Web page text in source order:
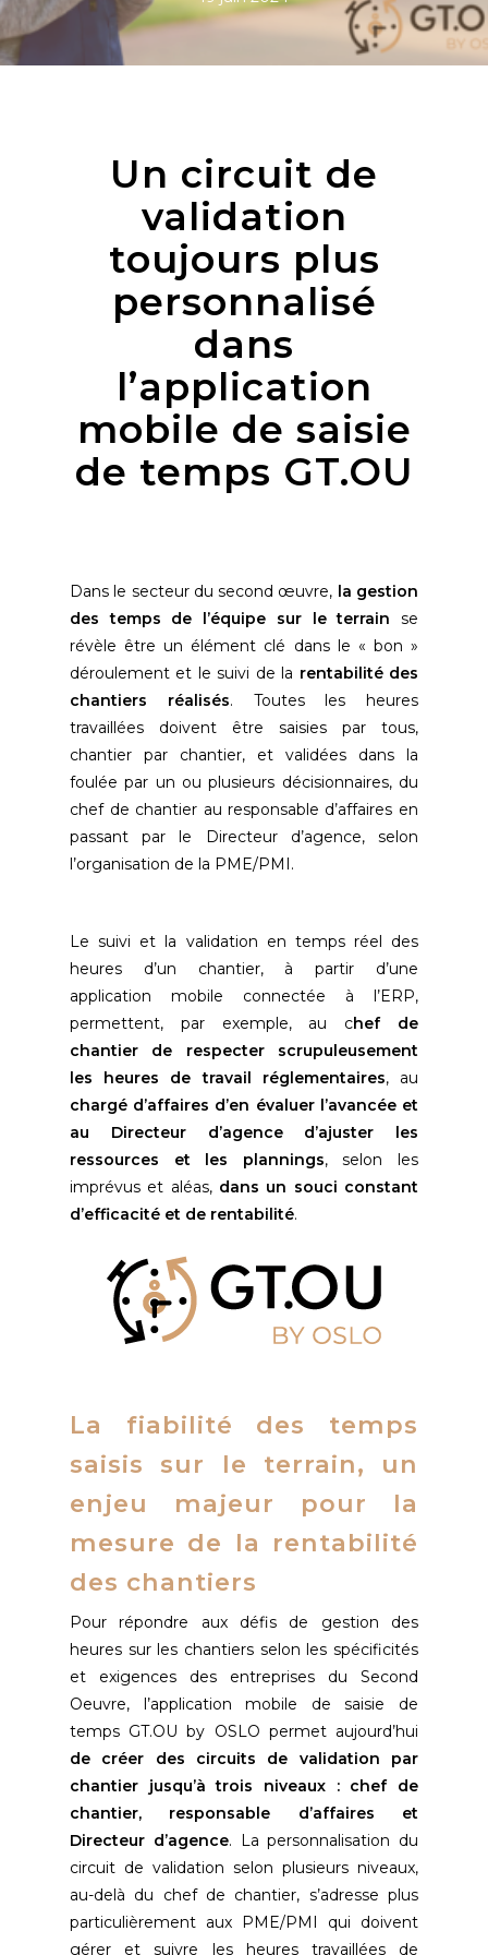
Un circuit de
validation
toujours plus
personnalisé
dans
l’application
mobile de saisie
de temps GT.OU
Dans le secteur du second œuvre, la gestion
des temps de l’équipe sur le terrain se
révèle être un élément clé dans le « bon »
déroulement et le suivi de la rentabilité des
chantiers réalisés. Toutes les heures
travaillées doivent être saisies par tous,
chantier par chantier, et validées dans la
foulée par un ou plusieurs décisionnaires, du
chef de chantier au responsable d’affaires en
passant par le Directeur d’agence, selon
l’organisation de la PME/PMI.
Le suivi et la validation en temps réel des
heures d’un chantier, à partir d’une
application mobile connectée à l’ERP,
permettent, par exemple, au chef de
chantier de respecter scrupuleusement
les heures de travail réglementaires, au
chargé d’affaires d’en évaluer l’avancée et
au Directeur d’agence d’ajuster les
ressources et les plannings, selon les
imprévus et aléas, dans un souci constant
d’efficacité et de rentabilité.
La fiabilité des temps
saisis sur le terrain, un
enjeu majeur pour la
mesure de la rentabilité
des chantiers
Pour répondre aux défis de gestion des
heures sur les chantiers selon les spécificités
et exigences des entreprises du Second
Oeuvre, l’application mobile de saisie de
temps GT.OU by OSLO permet aujourd’hui
de créer des circuits de validation par
chantier jusqu’à trois niveaux : chef de
chantier, responsable d’affaires et
Directeur d’agence. La personnalisation du
circuit de validation selon plusieurs niveaux,
au-delà du chef de chantier, s’adresse plus
particulièrement aux PME/PMI qui doivent
gérer et suivre les heures travaillées de